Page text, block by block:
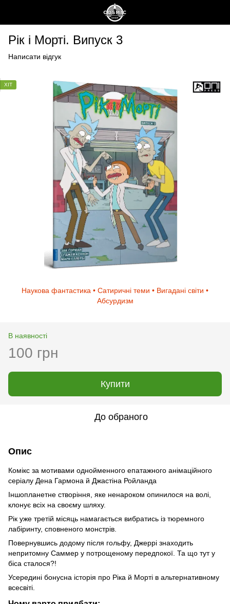
Рік і Морті. Випуск 3
Написати відгук
ХІТ
Наукова фантастика • Сатиричні теми • Вигадані світи •
Абсурдизм
В наявності
100 грн
Купити
До обраного
Опис
Комікс за мотивами однойменного епатажного анімаційного
серіалу Дена Гармона й Джастіна Ройланда
Іншопланетне створіння, яке ненароком опинилося на волі,
клонує всіх на своєму шляху.
Рік уже третій місяць намагається вибратись із тюремного
лабіринту, сповненого монстрів.
Повернувшись додому після гольфу, Джеррі знаходить
непритомну Саммер у потрощеному передпокої. Та що тут у
біса сталося?!
Усередині бонусна історія про Ріка й Морті в альтернативному
всесвіті.